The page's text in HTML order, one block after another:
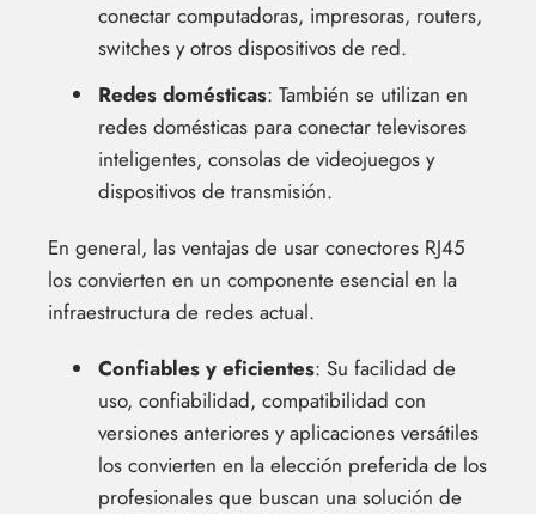
conectar computadoras, impresoras, routers,
switches y otros dispositivos de red.
Redes domésticas: También se utilizan en
redes domésticas para conectar televisores
inteligentes, consolas de videojuegos y
dispositivos de transmisión.
En general, las ventajas de usar conectores RJ45
los convierten en un componente esencial en la
infraestructura de redes actual.
Confiables y eficientes: Su facilidad de
uso, confiabilidad, compatibilidad con
versiones anteriores y aplicaciones versátiles
los convierten en la elección preferida de los
profesionales que buscan una solución de